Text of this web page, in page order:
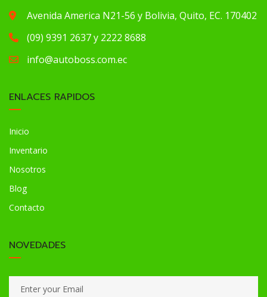
Avenida America N21-56 y Bolivia, Quito, EC. 170402
(09) 9391 2637 y 2222 8688
info@autoboss.com.ec
ENLACES RAPIDOS
Inicio
Inventario
Nosotros
Blog
Contacto
NOVEDADES